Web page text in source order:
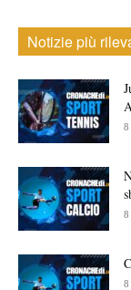
Notizie più
8
8
8